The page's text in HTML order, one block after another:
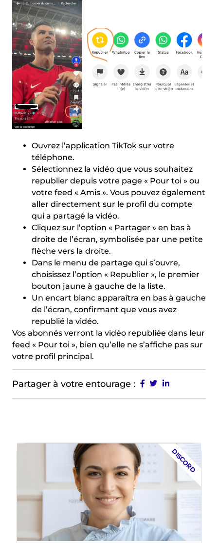
Ouvrez l’application TikTok sur votre
téléphone.
Sélectionnez la vidéo que vous souhaitez
republier depuis votre page « Pour toi » ou
votre feed « Amis ». Vous pouvez également
aller directement sur le profil du compte
qui a partagé la vidéo.
Cliquez sur l’option « Partager » en bas à
droite de l’écran, symbolisée par une petite
flèche vers la droite.
Dans le menu de partage qui s’ouvre,
choisissez l’option « Republier », le premier
bouton jaune à gauche de la liste.
Un encart blanc apparaîtra en bas à gauche
de l’écran, confirmant que vous avez
republié la vidéo.
Vos abonnés verront la vidéo republiée dans leur
feed « Pour toi », bien qu’elle ne s’affiche pas sur
votre profil principal.
Partager à votre entourage :
DISCORD